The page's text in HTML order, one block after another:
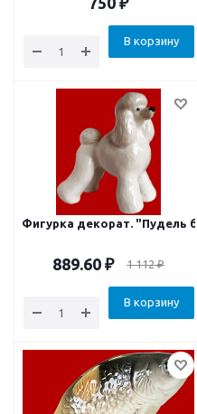
В корзину
Фигурка декорат. "Пудель
889.60 ₽ 1 112₽
В корзину